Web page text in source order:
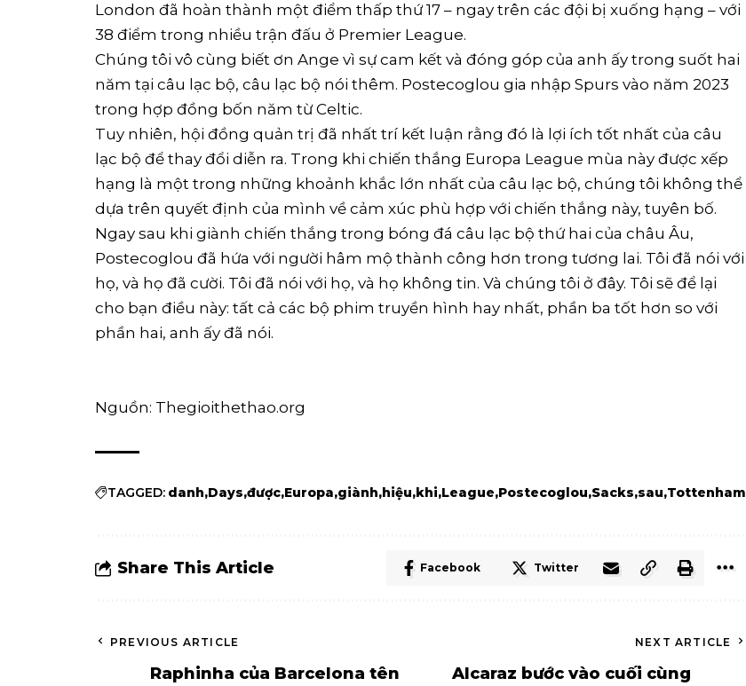
London đã hoàn thành một điểm thấp thứ 17 – ngay trên các đội bị xuống hạng – với
38 điểm trong nhiều trận đấu ở Premier League.
Chúng tôi vô cùng biết ơn Ange vì sự cam kết và đóng góp của anh ấy trong suốt hai
năm tại câu lạc bộ, câu lạc bộ nói thêm. Postecoglou gia nhập Spurs vào năm 2023
trong hợp đồng bốn năm từ Celtic.
Tuy nhiên, hội đồng quản trị đã nhất trí kết luận rằng đó là lợi ích tốt nhất của câu
lạc bộ để thay đổi diễn ra. Trong khi chiến thắng Europa League mùa này được xếp
hạng là một trong những khoảnh khắc lớn nhất của câu lạc bộ, chúng tôi không thể
dựa trên quyết định của mình về cảm xúc phù hợp với chiến thắng này, tuyên bố.
Ngay sau khi giành chiến thắng trong bóng đá câu lạc bộ thứ hai của châu Âu,
Postecoglou đã hứa với người hâm mộ thành công hơn trong tương lai. Tôi đã nói với
họ, và họ đã cười. Tôi đã nói với họ, và họ không tin. Và chúng tôi ở đây. Tôi sẽ để lại
cho bạn điều này: tất cả các bộ phim truyền hình hay nhất, phần ba tốt hơn so với
phần hai, anh ấy đã nói.
Nguồn: Thegioithethao.org
TAGGED: danh Days được Europa giành hiệu khi League Postecoglou Sacks sau Tottenham
Share This Article Facebook Twitter
PREVIOUS ARTICLE
Raphinha của Barcelona tên
NEXT ARTICLE
Alcaraz bước vào cuối cùng